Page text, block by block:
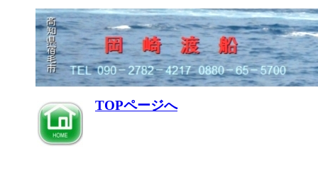
TOPページへ